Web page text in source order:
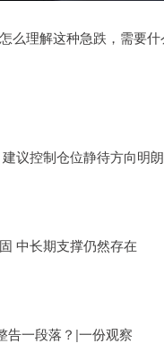
么理解这种急跌，需要
议控制仓位静待方向明朗
中长期支撑仍然存在
告一段落？|一份观察